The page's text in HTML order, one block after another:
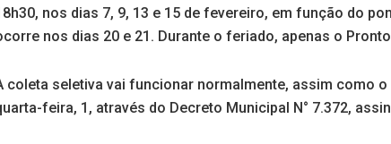
nos dias 7, 9, 13 e 15 de fevereiro, em função do
nos dias 20 e 21. Durante o feriado, apenas o
coleta seletiva vai funcionar normalmente, assim como
feira, 1, através do Decreto Municipal N° 7.372,